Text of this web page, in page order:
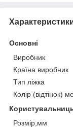
Основні
Виробник
Країна виробник
Тип ліжка
Колір (відтінок)
Розмір,мм